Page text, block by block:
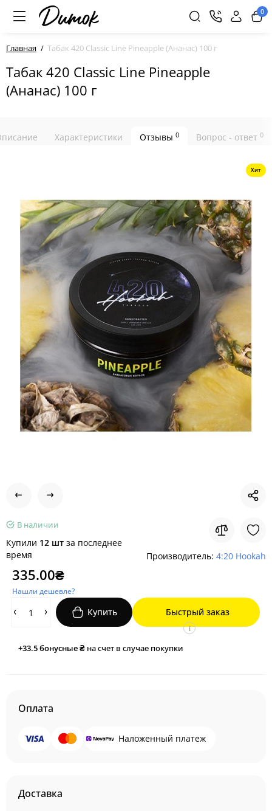
0
Главная Табак 420 Classic Line Pineapple (Ананас) 100 г
Табак 420 Classic Line Pineapple
(Ананас) 100 г
Характеристики Отзывы 0 Вопрос - ответ 0
Хит
В наличии
Купили 12 шт за последнее
время
Производитель: 4:20 Hookah
335.00₴
Нашли дешевле?
Купить Быстрый заказ
+33.5бонусные ₴ на счет в случае покупки
i
Оплата
Наложенный платеж
Доставка